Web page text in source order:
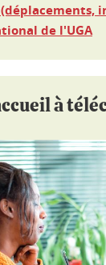
de l'UGA
à